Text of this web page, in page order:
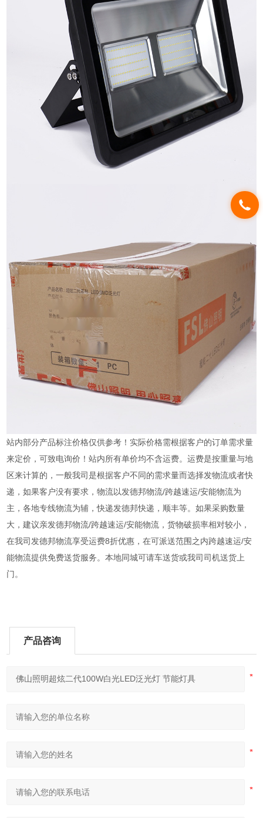
站内部分产品标注价格仅供参考！实际价格需根据客户的订单需求量
来定价，可致电询价！站内所有单价均不含运费。运费是按重量与地
区来计算的，一般我司是根据客户不同的需求量而选择发物流或者快
递，如果客户没有要求，物流以发德邦物流/跨越速运/安能物流为
主，各地专线物流为辅，快递发德邦快递，顺丰等。如果采购数量
大，建议亲发德邦物流/跨越速运/安能物流，货物破损率相对较小，
在我司发德邦物流享受运费8折优惠，在可派送范围之内跨越速运/安
能物流提供免费送货服务。本地同城可请车送货或我司司机送货上
门。
产品咨询